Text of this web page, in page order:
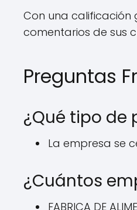
Con una calificación
comentarios de sus
Preguntas
¿Qué tipo de
La empresa se
¿Cuántos
FABRICA DE